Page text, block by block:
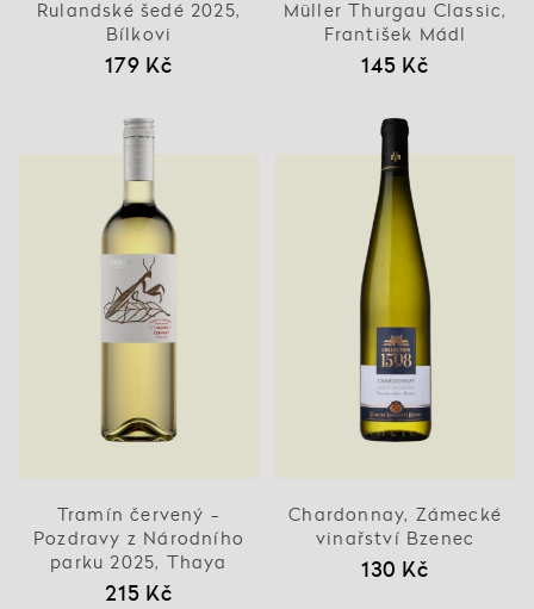
Rulandské šedé 2025,
Bílkovi
179 Kč
Müller Thurgau Classic,
František Mádl
145 Kč
Tramín červený -
Pozdravy z Národního
parku 2025, Thaya
215 Kč
Chardonnay, Zámecké
vinařství Bzenec
130 Kč